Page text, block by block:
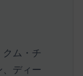
クム・チ
、ディー